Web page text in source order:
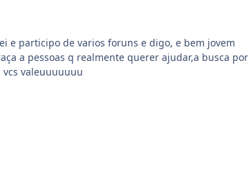
e participo de varios foruns e digo, e bem jovem
a pessoas q realmente querer ajudar,a busca por
valeuuuuuuu